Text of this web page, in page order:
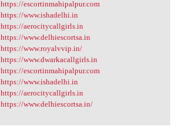
https://escortinmahipalpur.com
https://www.ishadelhi.in
https://aerocitycallgirls.in
https://www.delhiescortsa.in
https://www.royalvvip.in/
https://www.dwarkacallgirls.in
https://escortinmahipalpur.com
https://www.ishadelhi.in
https://aerocitycallgirls.in
https://www.delhiescortsa.in/